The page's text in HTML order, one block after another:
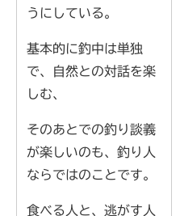
うにしている。
基本的に釣中は単独
で、自然との対話を楽
しむ、
そのあとでの釣り談義
が楽しいのも、釣り人
ならではのことです。
食べる人と、逃がす人